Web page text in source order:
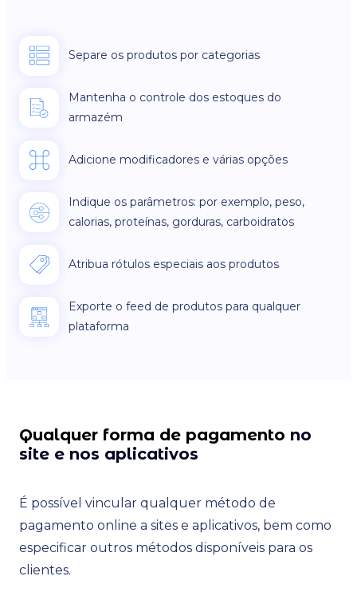
Separe os produtos por categorias
Mantenha o controle dos estoques do
armazém
Adicione modificadores e várias opções
Indique os parâmetros: por exemplo, peso,
calorias, proteínas, gorduras, carboidratos
Atribua rótulos especiais aos produtos
Exporte o feed de produtos para qualquer
plataforma
Qualquer forma de pagamento no
site e nos aplicativos
É possível vincular qualquer método de
pagamento online a sites e aplicativos, bem como
especificar outros métodos disponíveis para os
clientes.